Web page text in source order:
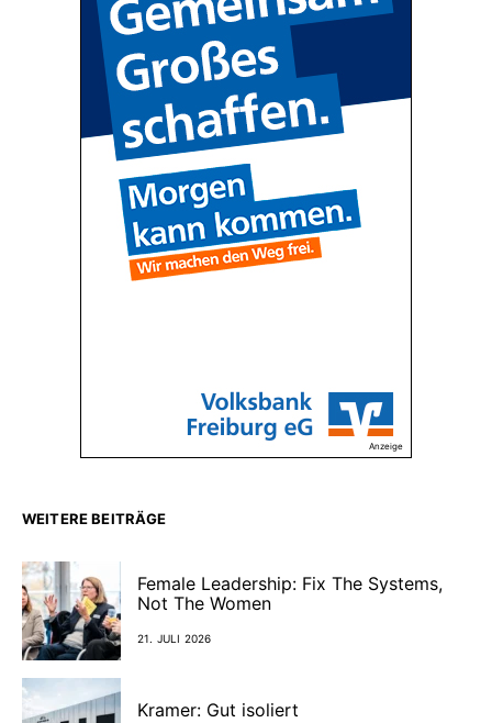
Anzeige
WEITERE BEITRÄGE
Female Leadership: Fix The Systems,
Not The Women
21. JULI 2026
Kramer: Gut isoliert